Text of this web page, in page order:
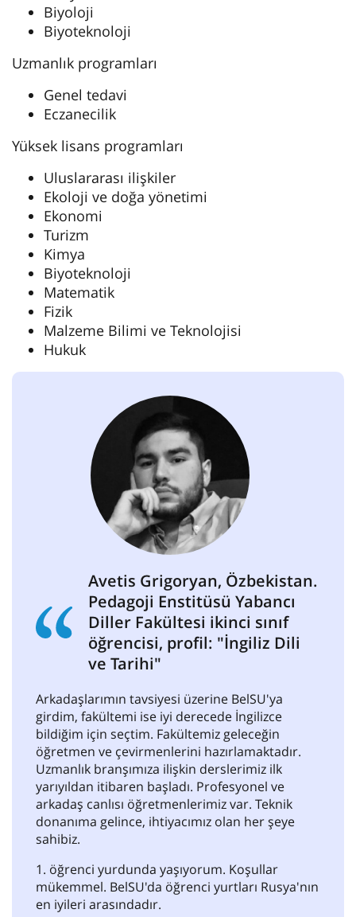
Biyoloji
Biyoteknoloji
Uzmanlık programları
Genel tedavi
Eczanecilik
Yüksek lisans programları
Uluslararası ilişkiler
Ekoloji ve doğa yönetimi
Ekonomi
Turizm
Kimya
Biyoteknoloji
Matematik
Fizik
Malzeme Bilimi ve Teknolojisi
Hukuk
Avetis Grigoryan, Özbekistan.
Pedagoji Enstitüsü Yabancı
Diller Fakültesi ikinci sınıf
öğrencisi, profil: "İngiliz Dili
ve Tarihi"
Arkadaşlarımın tavsiyesi üzerine BelSU'ya
girdim, fakültemi ise iyi derecede İngilizce
bildiğim için seçtim. Fakültemiz geleceğin
öğretmen ve çevirmenlerini hazırlamaktadır.
Uzmanlık branşımıza ilişkin derslerimiz ilk
yarıyıldan itibaren başladı. Profesyonel ve
arkadaş canlısı öğretmenlerimiz var. Teknik
donanıma gelince, ihtiyacımız olan her şeye
sahibiz.
1. öğrenci yurdunda yaşıyorum. Koşullar
mükemmel. BelSU'da öğrenci yurtları Rusya'nın
en iyileri arasındadır.